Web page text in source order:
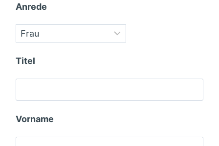
Anrede
Titel
Vorname